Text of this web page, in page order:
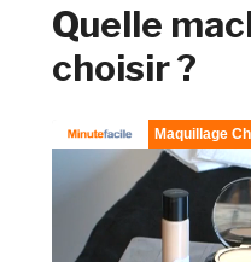
Quelle
choisir ?